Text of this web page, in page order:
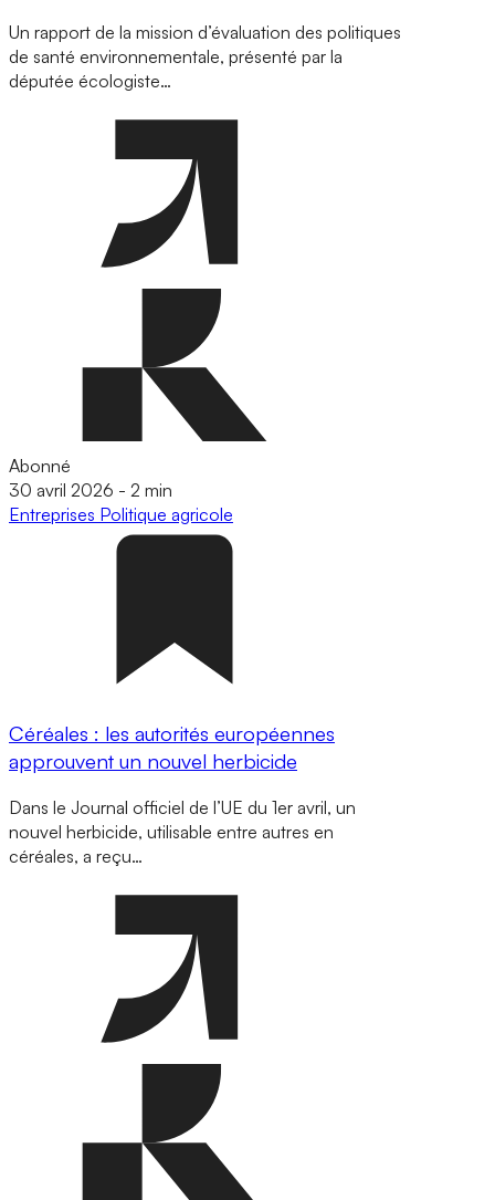
Un rapport de la mission d’évaluation des politiques
de santé environnementale, présenté par la
députée écologiste…
Abonné
30 avril 2026 - 2 min
Entreprises Politique agricole
Céréales : les autorités européennes
approuvent un nouvel herbicide
Dans le Journal officiel de l’UE du 1er avril, un
nouvel herbicide, utilisable entre autres en
céréales, a reçu…